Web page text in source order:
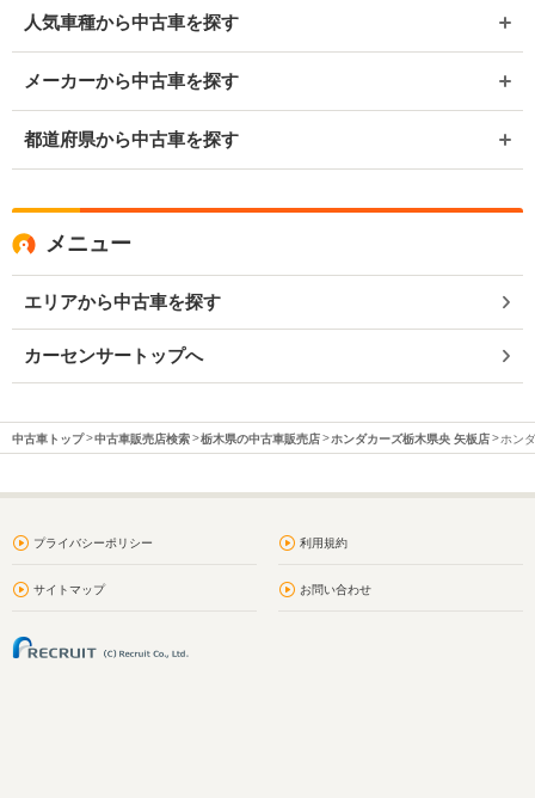
人気車種から中古車を探す
メーカーから中古車を探す
都道府県から中古車を探す
メニュー
エリアから中古車を探す
カーセンサートップへ
中古車トップ 中古車販売店検索 栃木県の中古車販売店 ホンダカーズ栃木県央 矢板店 ホン
プライバシーポリシー 利用規約
サイトマップ お問い合わせ